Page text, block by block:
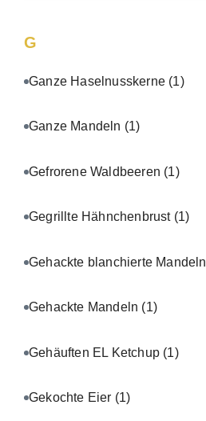
G
Ganze Haselnusskerne (1)
Ganze Mandeln (1)
Gefrorene Waldbeeren (1)
Gegrillte Hähnchenbrust (1)
Gehackte blanchierte Mandeln
Gehackte Mandeln (1)
Gehäuften EL Ketchup (1)
Gekochte Eier (1)